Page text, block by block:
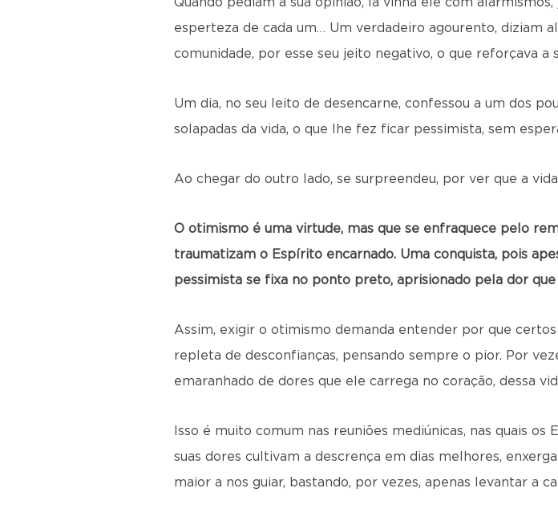
esperteza de cada um… Um verdadeiro agourento, diziam
comunidade, por esse seu jeito negativo, o que reforçava a
Um dia, no seu leito de desencarne, confessou a um dos
solapadas da vida, o que lhe fez ficar pessimista, sem
Ao chegar do outro lado, se surpreendeu, por ver que a
O otimismo é uma virtude, mas que se enfraquece pelo
traumatizam o Espírito encarnado. Uma conquista, pois
pessimista se fixa no ponto preto, aprisionado pela dor que
Assim, exigir o otimismo demanda entender por que
repleta de desconfianças, pensando sempre o pior. Por
emaranhado de dores que ele carrega no coração, dessa
Isso é muito comum nas reuniões mediúnicas, nas quais
suas dores cultivam a descrença em dias melhores,
maior a nos guiar, bastando, por vezes, apenas levantar a